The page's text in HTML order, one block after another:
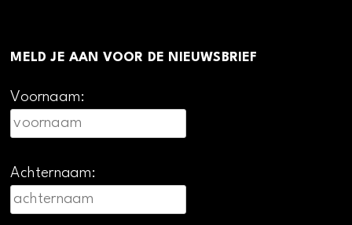
MELD JE AAN VOOR DE NIEUWSBRIEF
Voornaam:
Achternaam: